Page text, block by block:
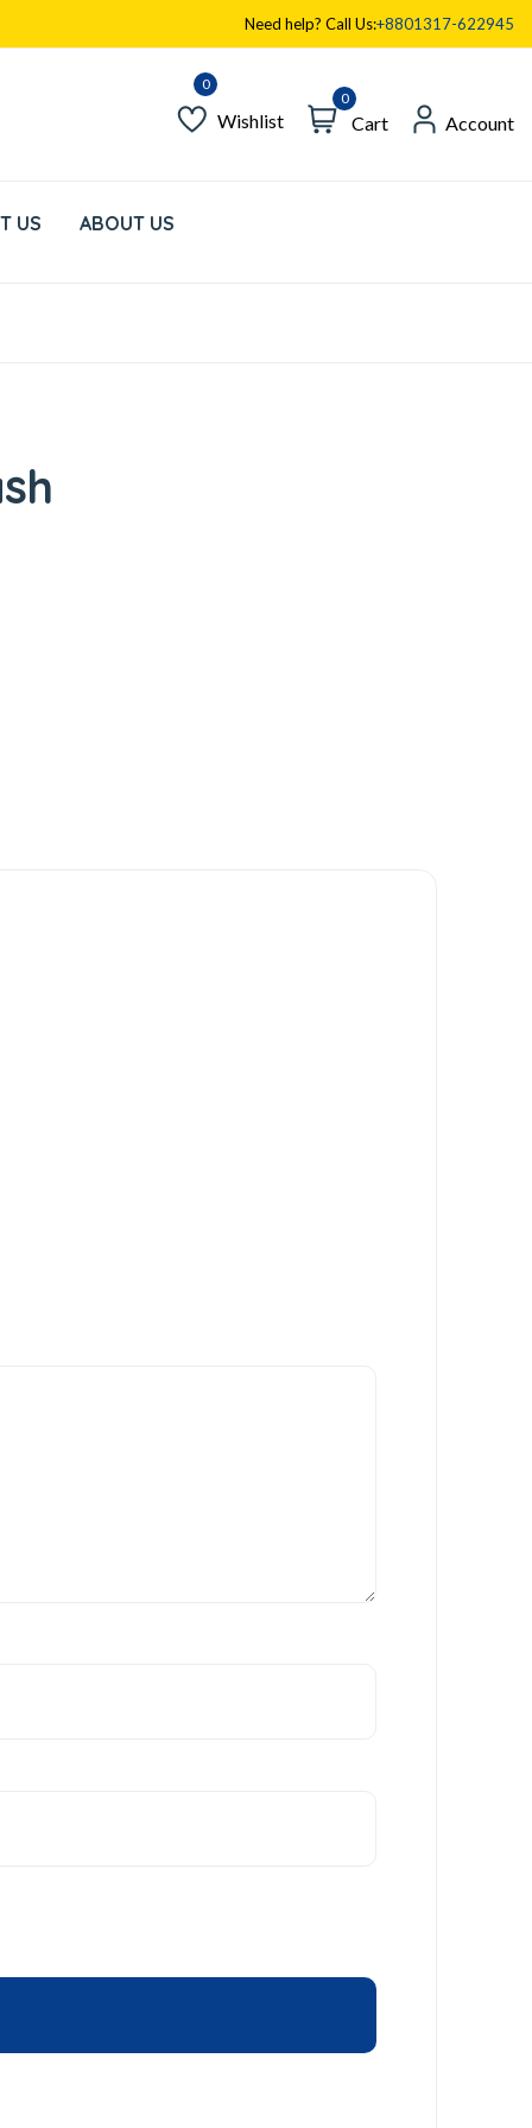
Need help? Call Us:+8801317-622945
Wishlist
0
Cart Account
US ABOUT US